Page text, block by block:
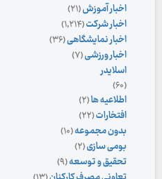
اخبار آموزش(۲۱)
اخبار شرکت(۱,۲۱۴)
اخبار نمایشگاهی(۳۶)
اخبار ورزشی(۷)
اسلایدر
(۶۰)
اطلاعیه ها(۲)
افتخارات(۲۲)
بدون مجموعه(۱۰)
بومی سازی(۲)
تحقیق و توسعه(۹)